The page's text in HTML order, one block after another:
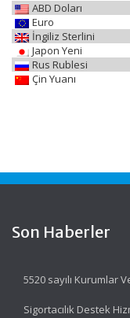
ABD Doları
Euro
İngiliz Sterlini
Japon Yeni
Rus Rublesi
Çin Yuanı
Son Haberler
5520 sayılı Kurumlar
Sigortacılık Destek